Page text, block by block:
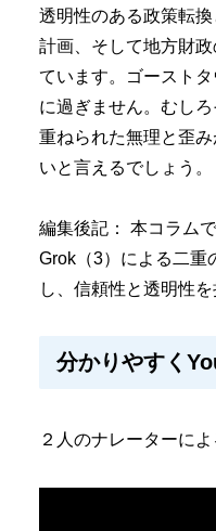
透明性のある政策転
計画、そして地方財
ています。ゴースト
に過ぎません。むし
重ねられた無理と歪
いと言えるでしょう。
編集後記： 本コラム
Grok（3）による二重
し、信頼性と透明性を
分かりやすく
２人のナレーターによ